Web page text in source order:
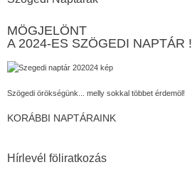
MÖGJELÖNT
A 2024-ES SZÖGEDI NAPTÁR !
Szögedi örökségünk... melly sokkal többet érdemöl!
KORÁBBI NAPTÁRAINK
Hírlevél föliratkozás